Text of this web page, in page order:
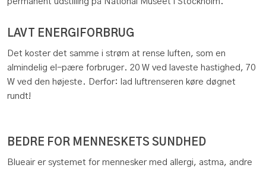
LAVT ENERGIFORBRUG
Det koster det samme i strøm at rense luften, som en
almindelig el-pære forbruger. 20 W ved laveste hastighed, 70
W ved den højeste. Derfor: lad luftrenseren køre døgnet
rundt!
BEDRE FOR MENNESKETS SUNDHED
Blueair er systemet for mennesker med allergi, astma, andre